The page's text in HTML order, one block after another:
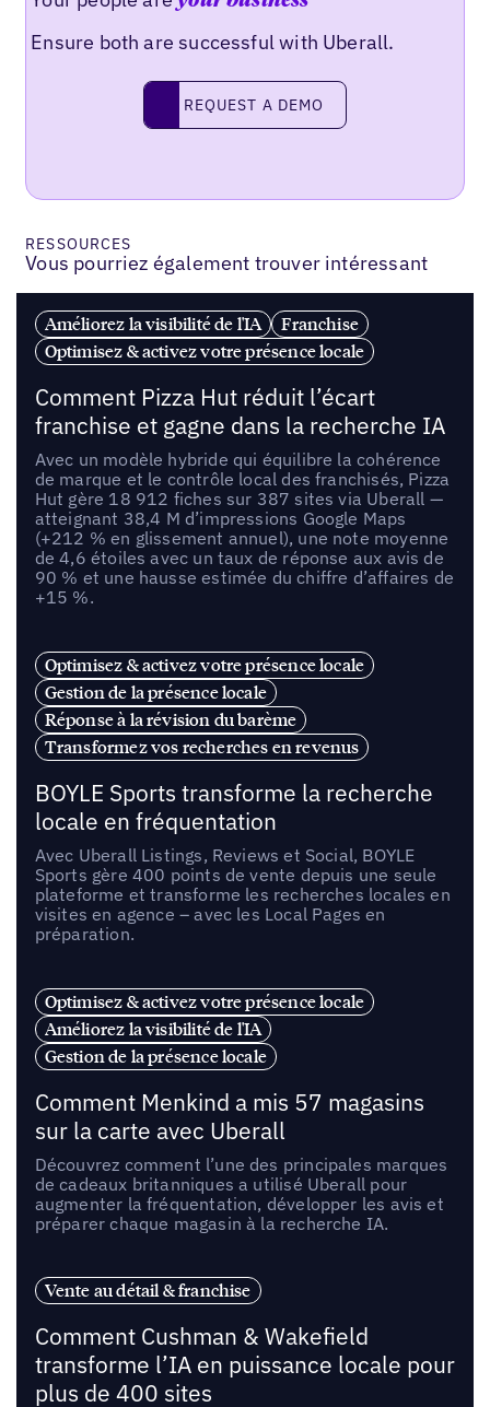
Ensure both are successful with Uberall.
request a demo
REQUEST A DEMO
RESSOURCES
Vous pourriez également trouver intéressant
Améliorez la visibilité de l'IA
Franchise
Optimisez & activez votre présence locale
Comment Pizza Hut réduit l’écart
franchise et gagne dans la recherche IA
Avec un modèle hybride qui équilibre la cohérence
de marque et le contrôle local des franchisés, Pizza
Hut gère 18 912 fiches sur 387 sites via Uberall —
atteignant 38,4 M d’impressions Google Maps
(+212 % en glissement annuel), une note moyenne
de 4,6 étoiles avec un taux de réponse aux avis de
90 % et une hausse estimée du chiffre d’affaires de
+15 %.
Optimisez & activez votre présence locale
Gestion de la présence locale
Réponse à la révision du barème
Transformez vos recherches en revenus
BOYLE Sports transforme la recherche
locale en fréquentation
Avec Uberall Listings, Reviews et Social, BOYLE
Sports gère 400 points de vente depuis une seule
plateforme et transforme les recherches locales en
visites en agence – avec les Local Pages en
préparation.
Optimisez & activez votre présence locale
Améliorez la visibilité de l'IA
Gestion de la présence locale
Comment Menkind a mis 57 magasins
sur la carte avec Uberall
Découvrez comment l’une des principales marques
de cadeaux britanniques a utilisé Uberall pour
augmenter la fréquentation, développer les avis et
préparer chaque magasin à la recherche IA.
Vente au détail & franchise
Comment Cushman & Wakefield
transforme l’IA en puissance locale pour
plus de 400 sites